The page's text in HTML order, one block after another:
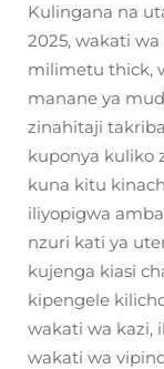
Kulingana na
2025, wakati
milimetu thick,
manane ya
zinahitaji
kuponya kuliko
kuna kitu
iliyopigwa
nzuri kati ya
kujenga kiasi
kipengele
wakati wa kazi,
wakati wa